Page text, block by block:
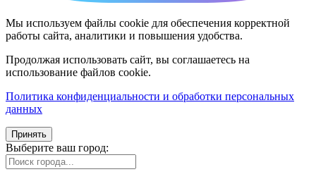
Мы используем файлы cookie для обеспечения корректной
работы сайта, аналитики и повышения удобства.
Продолжая использовать сайт, вы соглашаетесь на
использование файлов cookie.
Политика конфиденциальности и обработки персональных
данных
Принять
Выберите ваш город: